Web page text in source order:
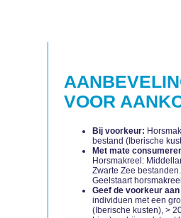
VOOR
Bij voorkeur:
bestand (Iberische
Met mate
Horsmakreel:
Zwarte Zee bestanden.
Geelstaart
Geef de voorkeur aan
individuen met een
(Iberische kusten), >